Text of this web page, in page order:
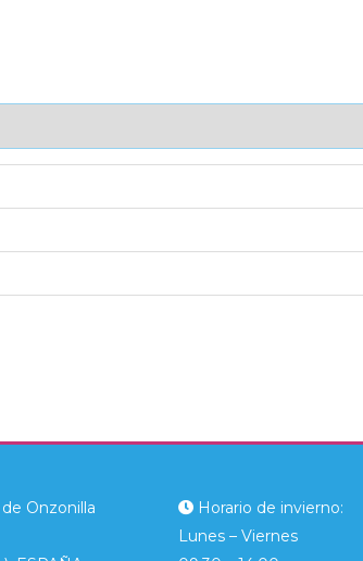
Onzonilla
Horario de invierno:
Lunes – Viernes